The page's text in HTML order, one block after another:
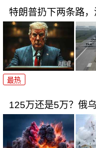
特朗普扔下两条路
最热
125万还是5万？俄